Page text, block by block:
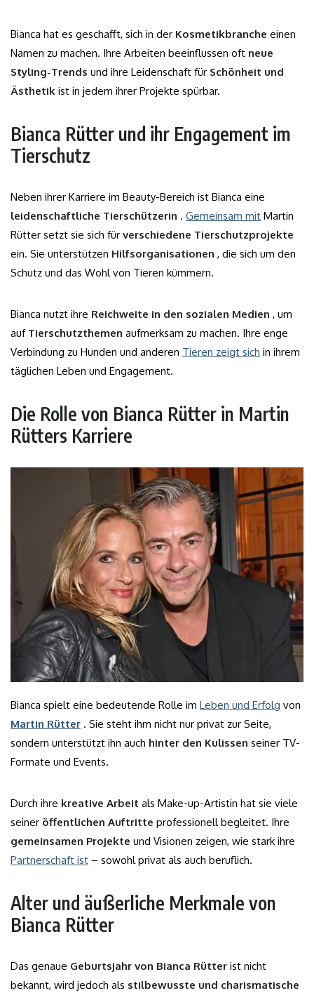
Bianca hat es geschafft, sich in der Kosmetikbranche einen
Namen zu machen. Ihre Arbeiten beeinflussen oft neue
Styling-Trends und ihre Leidenschaft für Schönheit und
Ästhetik ist in jedem ihrer Projekte spürbar.
Bianca Rütter und ihr Engagement im
Tierschutz
Neben ihrer Karriere im Beauty-Bereich ist Bianca eine
leidenschaftliche Tierschützerin . Gemeinsam mit Martin
Rütter setzt sie sich für verschiedene Tierschutzprojekte
ein. Sie unterstützen Hilfsorganisationen , die sich um den
Schutz und das Wohl von Tieren kümmern.
Bianca nutzt ihre Reichweite in den sozialen Medien , um
auf Tierschutzthemen aufmerksam zu machen. Ihre enge
Verbindung zu Hunden und anderen Tieren zeigt sich in ihrem
täglichen Leben und Engagement.
Die Rolle von Bianca Rütter in Martin
Rütters Karriere
Bianca spielt eine bedeutende Rolle im Leben und Erfolg von
Martin Rütter . Sie steht ihm nicht nur privat zur Seite,
sondern unterstützt ihn auch hinter den Kulissen seiner TV-
Formate und Events.
Durch ihre kreative Arbeit als Make-up-Artistin hat sie viele
seiner öffentlichen Auftritte professionell begleitet. Ihre
gemeinsamen Projekte und Visionen zeigen, wie stark ihre
Partnerschaft ist – sowohl privat als auch beruflich.
Alter und äußerliche Merkmale von
Bianca Rütter
Das genaue Geburtsjahr von Bianca Rütter ist nicht
bekannt, wird jedoch als stilbewusste und charismatische